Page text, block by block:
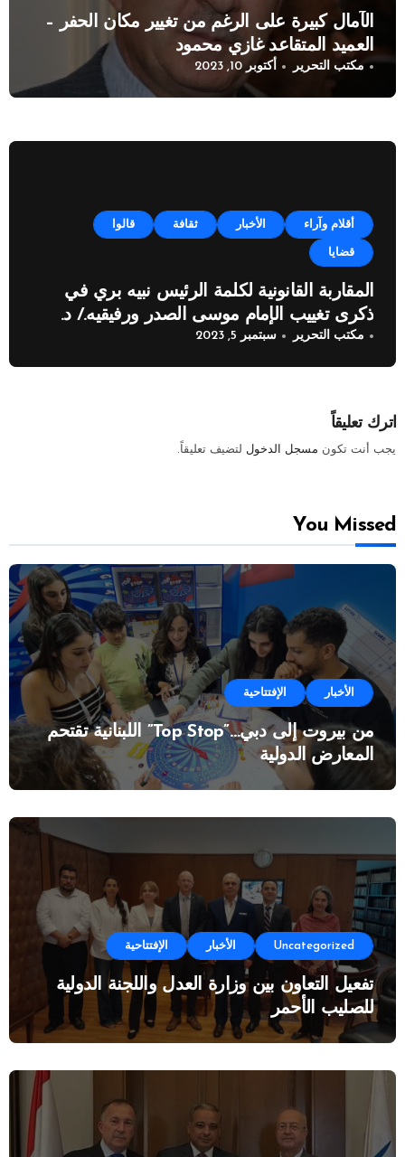
الآمال كبيرة على الرغم من تغيير مكان الحفر –
العميد المتقاعد غازي محمود
مكتب التحرير أكتوبر 10, 2023
أقلام وآراء الأخبار ثقافة قالوا
قضايا
المقاربة القانونية لكلمة الرئيس نبيه بري في
ذكرى تغييب الإمام موسى الصدر ورفيقيه./ د.
خضر ياسين
مكتب التحرير سبتمبر 5, 2023
اترك تعليقاً
يجب أنت تكون مسجل الدخول لتضيف تعليقاً.
You Missed
الأخبار الإفتتاحية
من بيروت إلى دبي…”Top Stop” اللبنانية تقتحم
المعارض الدولية
Uncategorized الأخبار الإفتتاحية
تفعيل التعاون بين وزارة العدل واللجنة الدولية
للصليب الأحمر